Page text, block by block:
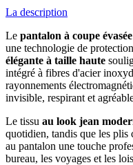
La description
Le pantalon à coupe évasée
une technologie de
élégante à taille haute
intégré à fibres d'acier
rayonnements
invisible, respirant et
Le tissu au look jean
quotidien, tandis que les plis
au pantalon une touche
bureau, les voyages et les